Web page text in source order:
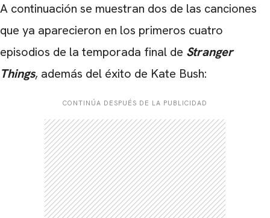
A continuación se muestran dos de las canciones
que ya aparecieron en los primeros cuatro
episodios de la temporada final de Stranger
Things, además del éxito de Kate Bush:
CONTINÚA DESPUÉS DE LA PUBLICIDAD